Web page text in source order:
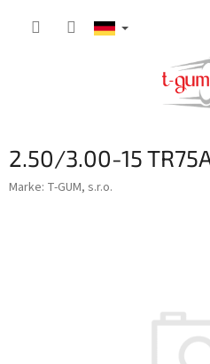
2.50/3.00-15
Marke: T-GUM, s.r.o.